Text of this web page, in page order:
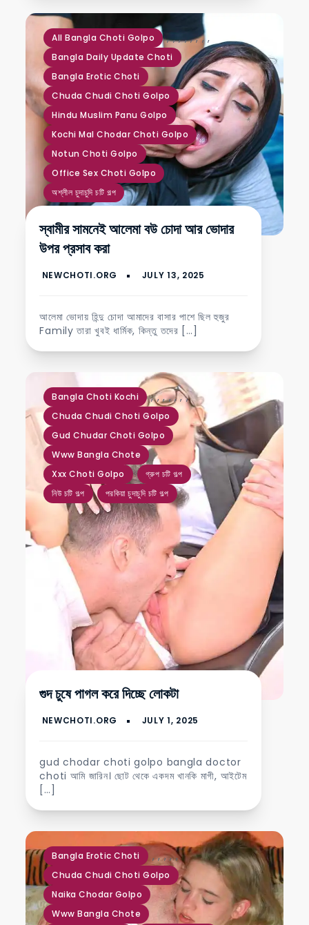
All Bangla Choti Golpo ,
Bangla Daily Update Choti
,
Bangla Erotic Choti
,
Chuda Chudi Choti Golpo
,
Hindu Muslim Panu Golpo
,
Kochi Mal Chodar Choti Golpo
,
Notun Choti Golpo
,
Office Sex Choti Golpo
,
অশ্লীল চুদাচুদি চটি গল্প
স্বামীর সামনেই আলেমা বউ চোদা আর ভোদার
উপর প্রসাব করা
আলেমা ভোদায় হিন্দু চোদা আমাদের বাসার পাশে ছিল হুজুর
Family তারা খুবই ধার্মিক, কিন্তু তদের […]
Bangla Choti Kochi ,
Chuda Chudi Choti Golpo
,
Gud Chudar Choti Golpo
,
Www Bangla Chote
,
Xxx Choti Golpo
,
গ্রুপ চটি গল্প
,
নিউ চটি গল্প
,
পরকিয়া চুদাচুদি চটি গল্প
গুদ চুষে পাগল করে দিচ্ছে লোকটা
gud chodar choti golpo bangla doctor
choti আমি জারিন। ছোট থেকে একদম খানকি মাগী, আইটেম
[…]
Bangla Erotic Choti ,
Chuda Chudi Choti Golpo
,
Naika Chodar Golpo
,
Www Bangla Chote
,,